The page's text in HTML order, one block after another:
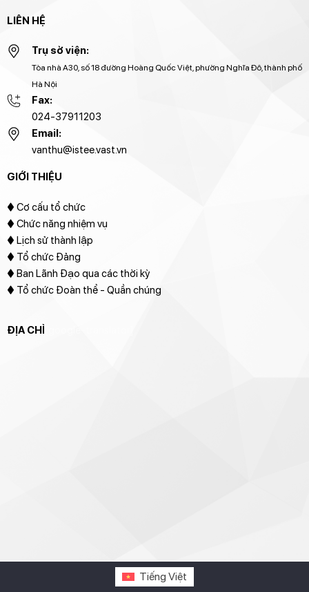
LIÊN HỆ
Trụ sở viện:
Tòa nhà A30, số 18 đường Hoàng Quốc Việt, phường Nghĩa Đô, thành phố
Hà Nội
Fax:
024-37911203
Email:
vanthu@istee.vast.vn
GIỚI THIỆU
♦ Cơ cấu tổ chức
♦ Chức năng nhiệm vụ
♦ Lịch sử thành lập
♦ Tổ chức Đảng
♦ Ban Lãnh Đạo qua các thời kỳ
♦ Tổ chức Đoàn thể - Quần chúng
ĐỊA CHỈ
Tiếng Việt